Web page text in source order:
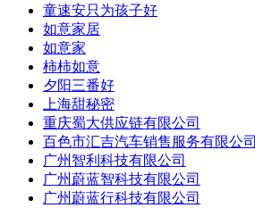
童速安只为孩子好
如意家居
如意家
柿柿如意
夕阳三番好
上海甜秘密
重庆蜀大供应链有限公司
百色市汇吉汽车销售服务有限公司
广州智利科技有限公司
广州蔚蓝智科技有限公司
广州蔚蓝行科技有限公司